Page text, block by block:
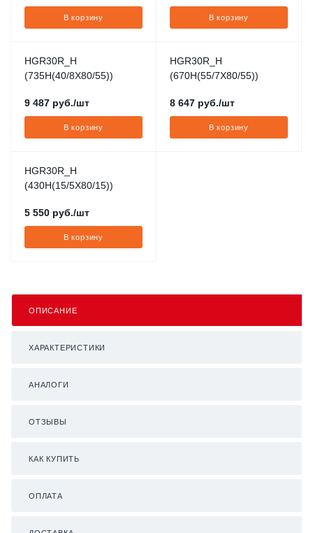
В корзину В корзину
HGR30R_H
(735H(40/8X80/55))
9 487 руб./шт
В корзину
HGR30R_H
(670H(55/7X80/55))
8 647 руб./шт
В корзину
HGR30R_H
(430H(15/5X80/15))
5 550 руб./шт
В корзину
ОПИСАНИЕ
ХАРАКТЕРИСТИКИ
АНАЛОГИ
ОТЗЫВЫ
КАК КУПИТЬ
ОПЛАТА